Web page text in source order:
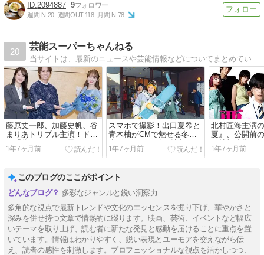
2094887 9
週間IN:20 週間OUT:118 月間IN:78
20
芸能スーパーちゃんねる
藤原丈一郎、加藤史帆、谷
まりあトリプル主演！ドラ
マ『僕のあざとい元カノ』
24日スタート
1年7ヶ月前
スマホで撮影！出口夏希と
青木柚がCMで魅せる冬の
楽しさとスノボの魅力
1年7ヶ月前
北村匠海主演
夏』、公開前
る特報映像
1年7ヶ月前
このブログのここがポイント
多彩なジャンルと鋭い洞察力
多角的な視点で最新トレンドや文化のエッセンスを掘り下げ、華やかさと
深みを併せ持つ文章で情熱的に綴ります。映画、芸術、イベントなど幅広
いテーマを取り上げ、読む者に新たな発見と感動を届けることに重点を置
いています。情報はわかりやすく、鋭い表現とユーモアを交えながら伝
え、読者の感性を刺激します。プロフェッショナルな視点を活かしつつ、